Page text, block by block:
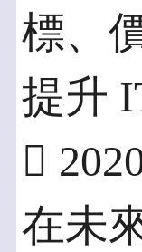
標、
提升

在未